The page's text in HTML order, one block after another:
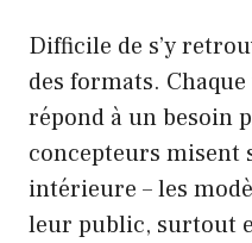
Difficile de s’y
des formats.
répond à un besoin
concepteurs misent
intérieure – les
leur public, surtout